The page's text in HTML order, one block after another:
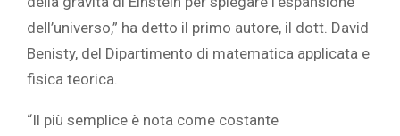
dell’universo,” ha detto il primo autore, il dott. David
Benisty, del Dipartimento di matematica applicata e
fisica teorica.
“Il più semplice è nota come costante